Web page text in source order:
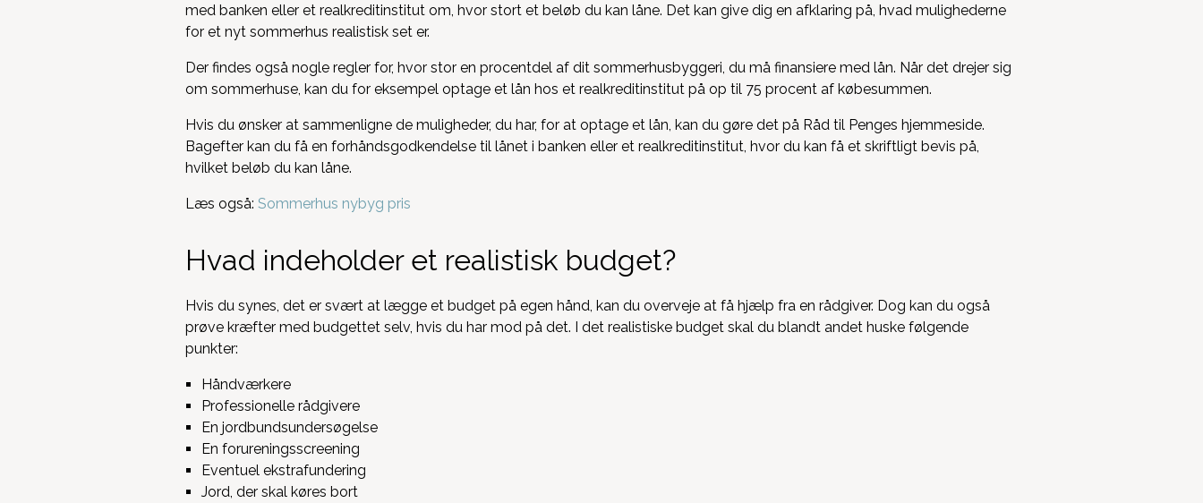
med banken eller et realkreditinstitut om, hvor stort et beløb du kan låne. Det kan give dig en afklaring på, hvad mulighederne
for et nyt sommerhus realistisk set er.
Der findes også nogle regler for, hvor stor en procentdel af dit sommerhusbyggeri, du må finansiere med lån. Når det drejer sig
om sommerhuse, kan du for eksempel optage et lån hos et realkreditinstitut på op til 75 procent af købesummen.
Hvis du ønsker at sammenligne de muligheder, du har, for at optage et lån, kan du gøre det på Råd til Penges hjemmeside.
Bagefter kan du få en forhåndsgodkendelse til lånet i banken eller et realkreditinstitut, hvor du kan få et skriftligt bevis på,
hvilket beløb du kan låne.
Læs også: Sommerhus nybyg pris
Hvad indeholder et realistisk budget?
Hvis du synes, det er svært at lægge et budget på egen hånd, kan du overveje at få hjælp fra en rådgiver. Dog kan du også
prøve kræfter med budgettet selv, hvis du har mod på det. I det realistiske budget skal du blandt andet huske følgende
punkter:
Håndværkere
Professionelle rådgivere
En jordbundsundersøgelse
En forureningsscreening
Eventuel ekstrafundering
Jord, der skal køres bort